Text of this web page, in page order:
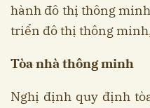
hành đô thị thông
triển đô thị thông
Tòa nhà thông minh
Nghị định quy định